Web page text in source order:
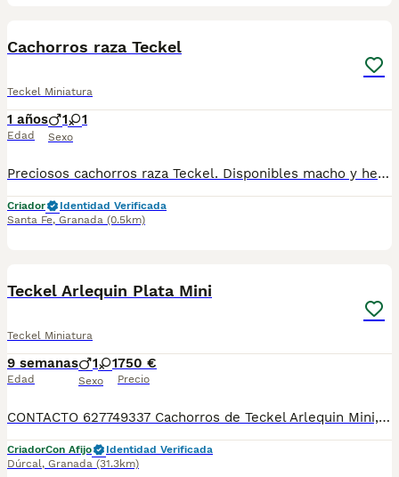
Cachorros raza Teckel
Teckel Miniatura
1 años
Edad
1 1
Sexo
Preciosos cachorros raza Teckel. Disponibles macho y hembra. Se entregan con unos dos meses y medio de edad y sus vacunas correspondientes, desparasitados, certificado de salud, garantías por escrito tanto por enfermedad vírica como congénito genética. Todos los cachorros son descendientes de las mejores líneas nacionales, criados por profesionales expertos. Se entregan en toda España con transporte propio de alta calidad preparado para animales, van en vehículo climatizado con chófer particular a cargo del comprador. Teléfono / Whats app: 641 92 23 90 Precio a partir de 1000€
Criador
Identidad Verificada
Santa Fe, Granada (0.5km)
Teckel Arlequin Plata Mini
Teckel Miniatura
9 semanas
Edad
1 1
Sexo
750 €
Precio
CONTACTO 627749337 Cachorros de Teckel Arlequin Mini, se entregan vacunados, desparasitados con su cartilla veterinaria. Criador profesional con afijo de la RSCE y FCI Centro de cria autorizado con núcleo zoológico Registro de criador autorizado
CriadorCon Afijo
Identidad Verificada
Dúrcal, Granada (31.3km)